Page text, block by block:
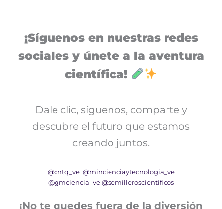
¡Síguenos en nuestras redes
sociales y únete a la aventura
científica!
Dale clic, síguenos, comparte y
descubre el futuro que estamos
creando juntos.
@cntq_ve @mincienciaytecnologia_ve
@gmciencia_ve @semilleroscientificos
¡No te quedes fuera de la diversión